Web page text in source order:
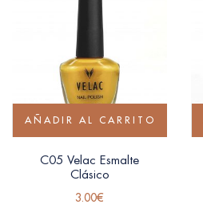
AÑADIR AL CARRITO
C05 Velac Esmalte
Clásico
3.00€